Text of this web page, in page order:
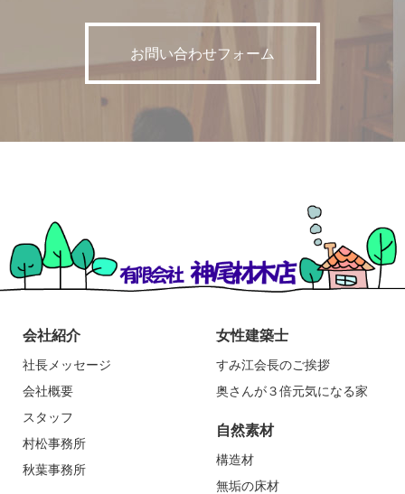
お問い合わせフォーム
会社紹介
社長メッセージ
会社概要
スタッフ
村松事務所
秋葉事務所
女性建築士
すみ江会長のご挨拶
奥さんが３倍元気になる家
自然素材
構造材
無垢の床材